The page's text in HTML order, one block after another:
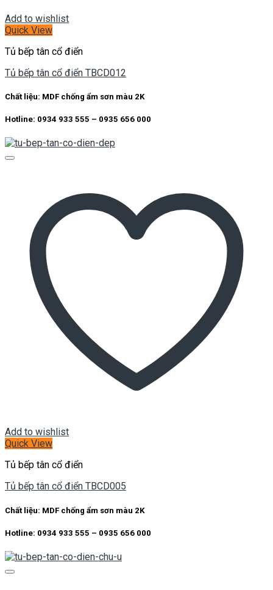
Add to wishlist
Quick View
Tủ bếp tân cổ điển
Tủ bếp tân cổ điển TBCD012
Chất liệu: MDF chống ẩm sơn màu 2K
Hotline: 0934 933 555 – 0935 656 000
Add to wishlist
Quick View
Tủ bếp tân cổ điển
Tủ bếp tân cổ điển TBCD005
Chất liệu: MDF chống ẩm sơn màu 2K
Hotline: 0934 933 555 – 0935 656 000